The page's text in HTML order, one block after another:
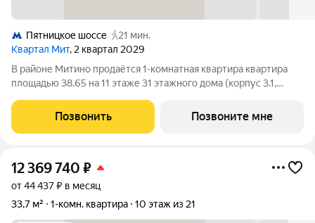
Пятницкое шоссе
21 мин.
Квартал Мит, 2 квартал 2029
В районе Митино продаётся 1-комнатная квартира квартира
площадью 38.65 на 11 этаже 31 этажного дома (корпус 3.1,
расположение 20 минут пешком до станции метро
«Пятницкое шоссе». 8 минут на автомобиле
Позвонить Позвоните мне
12 369 740 ₽
от 44 437 ₽ в месяц
33,7 м²
1-комн. квартира 10 этаж из 21